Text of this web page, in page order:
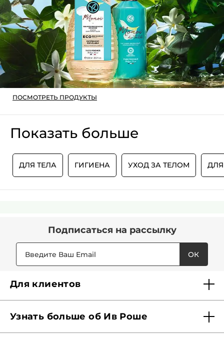
ПОСМОТРЕТЬ ПРОДУКТЫ
Показать больше
ДЛЯ ТЕЛА ГИГИЕНА УХОД ЗА ТЕЛОМ ДЛЯ
Подписаться на рассылку
ОК
Для клиентов
Карта Мерси
Узнать больше об Ив Роше